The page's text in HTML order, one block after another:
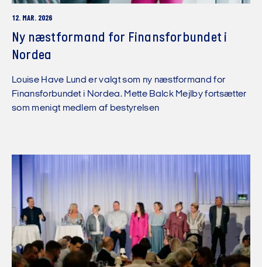
12. MAR. 2026
Ny næstformand for Finansforbundet i
Nordea
Louise Have Lund er valgt som ny næstformand for
Finansforbundet i Nordea. Mette Balck Mejlby fortsætter
som menigt medlem af bestyrelsen